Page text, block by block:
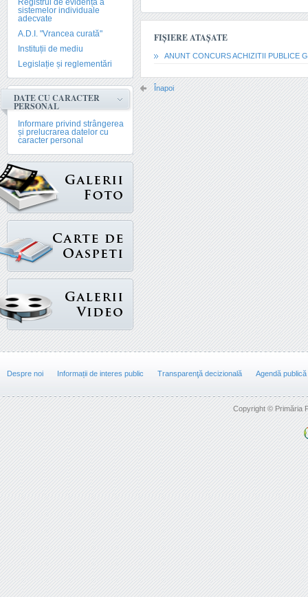
Registrul de evidență a
sistemelor individuale
adecvate
A.D.I. "Vrancea curată"
Instituții de mediu
Legislație și reglementări
DATE CU CARACTER
PERSONAL
Informare privind strângerea
și prelucrarea datelor cu
caracter personal
FIȘIERE ATAȘATE
ANUNT CONCURS ACHIZITII PUBLICE
Înapoi
Despre noi Informații de interes public Transparenţă decizională Agendă publică
Copyright © Primăria